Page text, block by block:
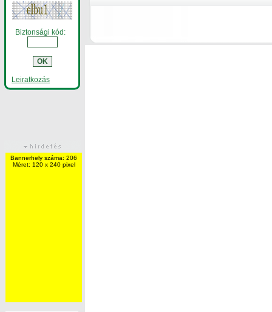
Biztonsági kód:
Leiratkozás
Bannerhely száma: 206
Méret: 120 x 240 pixel